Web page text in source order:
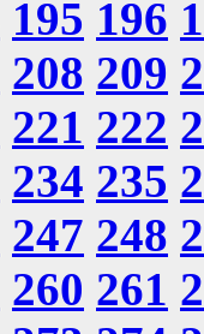
195 196
208 209
221 222
234 235
247 248
260 261